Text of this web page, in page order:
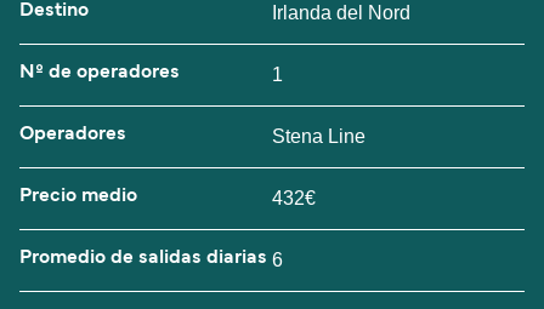
Destino Irlanda del Nord
Nº de operadores 1
Operadores Stena Line
Precio medio 432€
Promedio de salidas diarias 6